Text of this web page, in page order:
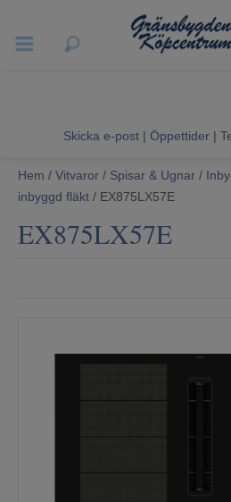
Sommarrea
Vitvaror
Skicka e-post | Öppettider|
Hem / Vitvaror / Spisar & Ugnar /
inbyggd fläkt / EX875LX57E
EX875LX57E